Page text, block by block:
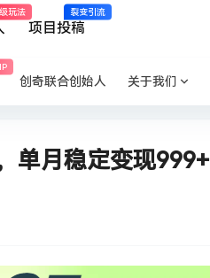
玩法
项目投稿
裂变引流
创奇联合创始人 关于我们
单月稳定变现999+